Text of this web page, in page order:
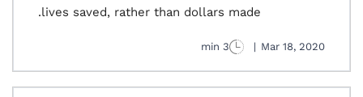
lives saved, rather than dollars made.
Mar 18, 2020
|
3 min